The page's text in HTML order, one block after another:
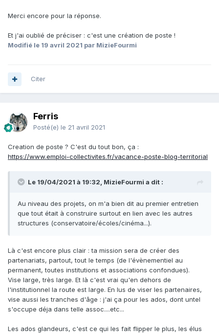
Merci encore pour la réponse.
Et j'ai oublié de préciser : c'est une création de poste !
Modifié le 19 avril 2021 par MizieFourmi
Citer
Ferris
Posté(e) le 21 avril 2021
Creation de poste ? C'est du tout bon, ça :
https://www.emploi-collectivites.fr/vacance-poste-blog-territorial
Le 19/04/2021 à 19:32, MizieFourmi a dit :
Au niveau des projets, on m'a bien dit au premier entretien
que tout était à construire surtout en lien avec les autres
structures (conservatoire/écoles/cinéma...).
Là c'est encore plus clair : ta mission sera de créer des
partenariats, partout, tout le temps (de l'évènementiel au
permanent, toutes institutions et associations confondues).
Vise large, très large. Et là c'est vrai qu'en dehors de
l'institutionnel la route est large. En lus de viser les partenaires,
vise aussi les tranches d'âge : j'ai ça pour les ados, dont untel
s'occupe déja dans telle assoc....etc...
Les ados glandeurs, c'est ce qui les fait flipper le plus, les élus